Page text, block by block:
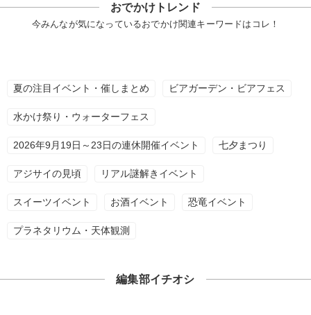
おでかけトレンド
今みんなが気になっているおでかけ関連キーワードはコレ！
夏の注目イベント・催しまとめ ビアガーデン・ビアフェス
水かけ祭り・ウォーターフェス
2026年9月19日～23日の連休開催イベント 七夕まつり
アジサイの見頃 リアル謎解きイベント
スイーツイベント お酒イベント 恐竜イベント
プラネタリウム・天体観測
編集部イチオシ